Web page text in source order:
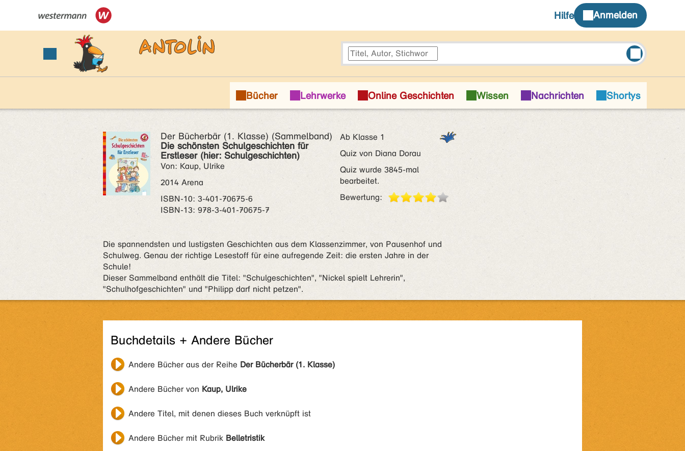
Der Bücherbär (1. Klasse) (Sammelband)
Die schönsten Schulgeschichten für
Erstleser (hier: Schulgeschichten)
Von: Kaup, Ulrike
2014 Arena
ISBN‑10: 3-401-70675-6
ISBN‑13: 978-3-401-70675-7
Ab Klasse 1
Quiz von Diana Dorau
Quiz wurde 3845-mal
bearbeitet.
Bewertung:
Die spannendsten und lustigsten Geschichten aus dem Klassenzimmer, von Pausenhof und
Schulweg. Genau der richtige Lesestoff für eine aufregende Zeit: die ersten Jahre in der
Schule!
Dieser Sammelband enthält die Titel: "Schulgeschichten", "Nickel spielt Lehrerin",
"Schulhofgeschichten" und "Philipp darf nicht petzen".
Buchdetails + Andere Bücher
Andere Bücher aus der Reihe Der Bücherbär (1. Klasse)
Andere Bücher von Kaup, Ulrike
Andere Titel, mit denen dieses Buch verknüpft ist
Andere Bücher mit Rubrik Belletristik